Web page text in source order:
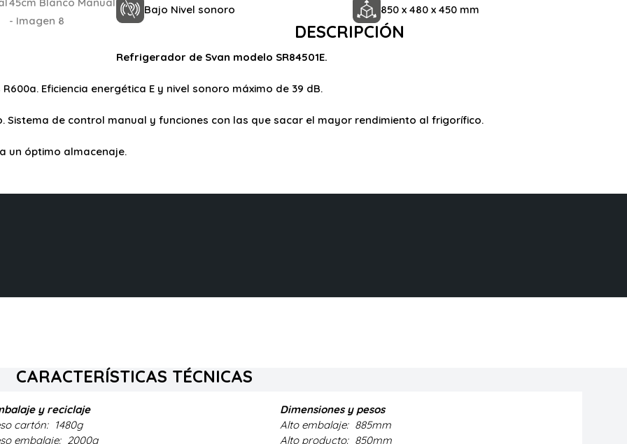
Bajo Nivel sonoro 850 x 480 x 450 mm
DESCRIPCIÓN
Refrigerador de Svan modelo SR84501E.
Eficiencia energética E y nivel sonoro máximo de 39 dB.
Sistema de control manual y funciones con las que sacar el mayor rendimiento al frigorífico.
un óptimo almacenaje.
CARACTERÍSTICAS TÉCNICAS
y reciclaje
cartón: 1480g
embalaje: 2000g
Dimensiones y pesos
Alto embalaje: 885mm
Alto producto: 850mm